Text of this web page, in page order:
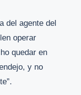
del agente del
operar
quedar en
y no